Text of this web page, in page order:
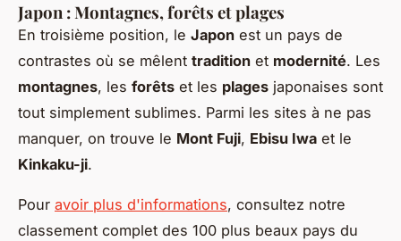
Japon : Montagnes, forêts et plages
En troisième position, le Japon est un pays de
contrastes où se mêlent tradition et modernité. Les
montagnes, les forêts et les plages japonaises sont
tout simplement sublimes. Parmi les sites à ne pas
manquer, on trouve le Mont Fuji, Ebisu Iwa et le
Kinkaku-ji.
Pour avoir plus d'informations, consultez notre
classement complet des 100 plus beaux pays du